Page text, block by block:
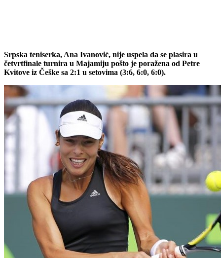
Srpska teniserka, Ana Ivanović, nije uspela da se plasira u
četvrtfinale turnira u Majamiju pošto je poražena od Petre
Kvitove iz Češke sa 2:1 u setovima (3:6, 6:0, 6:0).